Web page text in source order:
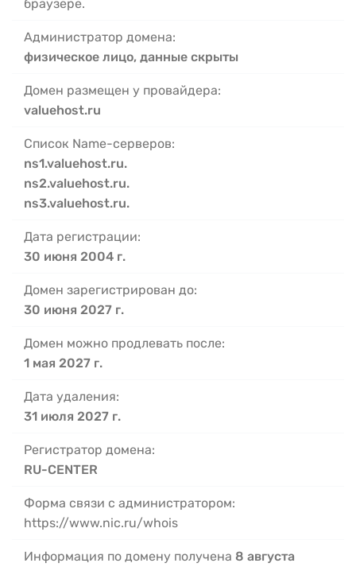
браузере.
Администратор домена:
физическое лицо, данные скрыты
Домен размещен у провайдера:
valuehost.ru
Список Name-серверов:
ns1.valuehost.ru.
ns2.valuehost.ru.
ns3.valuehost.ru.
Дата регистрации:
30 июня 2004 г.
Домен зарегистрирован до:
30 июня 2027 г.
Домен можно продлевать после:
1 мая 2027 г.
Дата удаления:
31 июля 2027 г.
Регистратор домена:
RU-CENTER
Форма связи с администратором:
https://www.nic.ru/whois
Информация по домену получена 8 августа